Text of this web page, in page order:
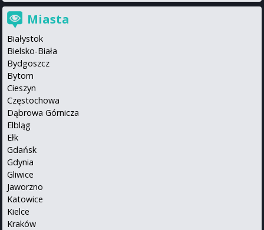
Miasta
Białystok
Bielsko-Biała
Bydgoszcz
Bytom
Cieszyn
Częstochowa
Dąbrowa Górnicza
Elbląg
Ełk
Gdańsk
Gdynia
Gliwice
Jaworzno
Katowice
Kielce
Kraków